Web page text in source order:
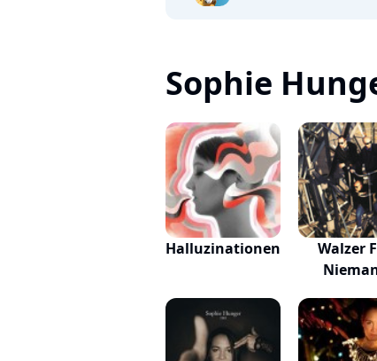
Sophie
Halluzinationen
Walzer